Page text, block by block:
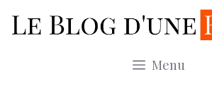
au
Menu